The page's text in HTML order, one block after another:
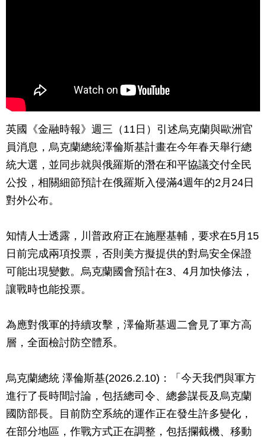
英國《金融時報》週三（11日）引述烏克蘭與歐洲官
員消息，烏克蘭總統澤倫斯基計畫在今年春天舉行總
統大選，並同步就與俄羅斯的潛在和平協議交付全民
公投，相關細節預計在俄羅斯入侵滿4週年的2月24日
對外公布。
知情人士透露，川普政府正在施壓基輔，要求在5月15
日前完成兩項投票，否則美方擬提供的對烏安全保證
可能出現變數。烏克蘭國會預計在3、4月加快修法，
讓戰時也能投票。
為應對俄軍的持續攻擊，澤倫斯基週二會見了軍方高
層，全面檢討防空體系。
烏克蘭總統 澤倫斯基(2026.2.10)：「今天我們與軍方
進行了長時間討論，包括總司令、總參謀長及烏克蘭
國防部長。目前防空系統的運作正在發生許多變化，
在部分地區，作戰方式正在調整，包括攔截機、移動